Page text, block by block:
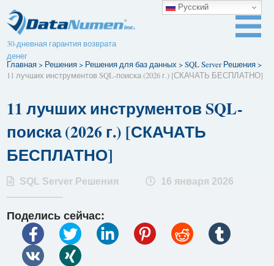
30-дневная гарантия возврата
денег
Главная> Решения> Решения для баз данных >SQL Server Решения>
11 лучших инструментов SQL-поиска (2026 г.) [СКАЧАТЬ БЕСПЛАТНО]
11 лучших инструментов SQL-
поиска (2026 г.) [СКАЧАТЬ
БЕСПЛАТНО]
SQL Server Решения 16 января 2026
Поделись сейчас:
Русский